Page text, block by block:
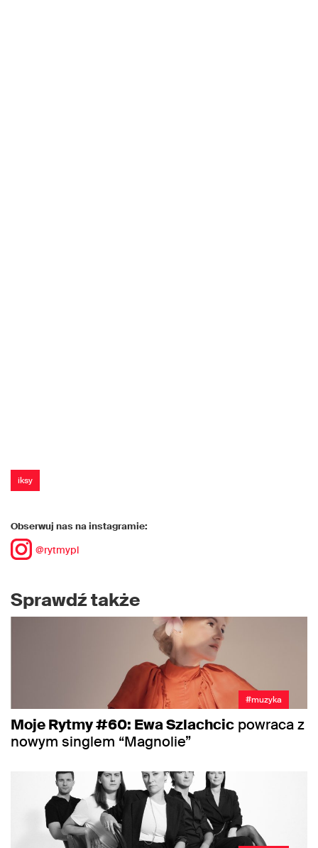
iksy
Obserwuj nas na instagramie:
@rytmypl
Sprawdź także
#muzyka
Moje Rytmy #60: Ewa Szlachcic powraca z
nowym singlem “Magnolie”